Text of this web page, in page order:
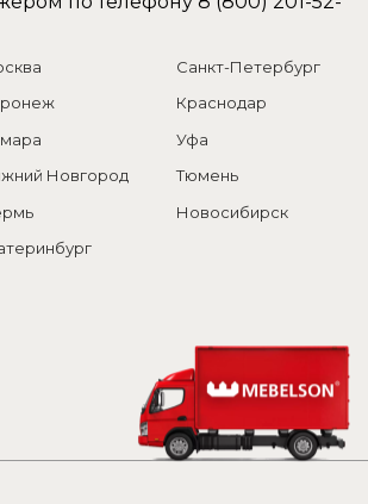
Санкт-Петербург
Краснодар
Уфа
Новгород
Тюмень
Новосибирск